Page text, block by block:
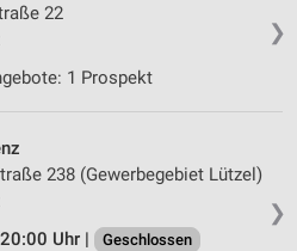
❯
22
1 Prospekt
❯
238 (Gewerbegebiet Lützel)
Uhr |
Geschlossen